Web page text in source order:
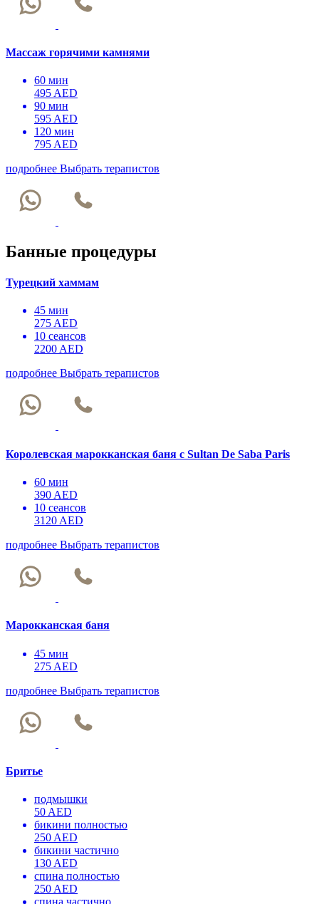
Массаж горячими камнями
60 мин
495 AED
90 мин
595 AED
120 мин
795 AED
подробнее Выбрать терапистов
Банные процедуры
Турецкий хаммам
45 мин
275 AED
10 сеансов
2200 AED
подробнее Выбрать терапистов
Королевская марокканская баня с Sultan De Saba Paris
60 мин
390 AED
10 сеансов
3120 AED
подробнее Выбрать терапистов
Марокканская баня
45 мин
275 AED
подробнее Выбрать терапистов
Бритье
подмышки
50 AED
бикини полностью
250 AED
бикини частично
130 AED
спина полностью
250 AED
спина частично